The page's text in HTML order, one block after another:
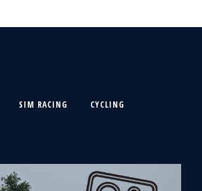
SIM RACING CYCLING